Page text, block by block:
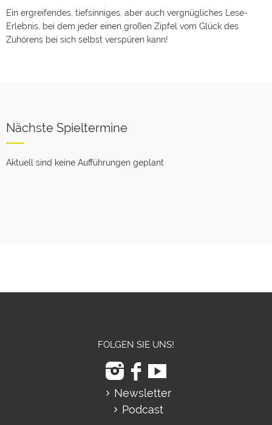
Ein ergreifendes, tiefsinniges, aber auch vergnügliches Lese-
Erlebnis, bei dem jeder einen großen Zipfel vom Glück des
Zuhörens bei sich selbst verspüren kann!
Nächste Spieltermine
Aktuell sind keine Aufführungen geplant
FOLGEN SIE UNS!
Newsletter
Podcast